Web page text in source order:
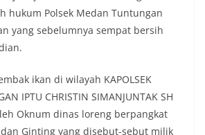
hukum Polsek Medan Tuntungan
yang sebelumnya sempat bersih
ikan di wilayah KAPOLSEK
IPTU CHRISTIN SIMANJUNTAK SH
Oknum dinas loreng berpangkat
dan Ginting yang disebut-sebut milik